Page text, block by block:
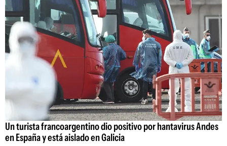
Un turista francoargentino dio positivo por hantavirus Andes
en España y está aislado en Galicia